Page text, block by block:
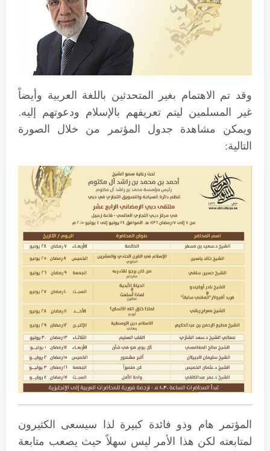
وقد تم الاهتمام بغير المتحدثين باللغة العربية وأيضاً
غير المسلمين ليتم تعريفهم بالإسلام ودعوتهم إليه.
ويمكن مشاهدة جدول المؤتمر من خلال الصورة
التالية:
المؤتمر هام وذو فائدة كبيرة لذا سيسعى الكثيرون
لمتابعته لكن هذا الأمر ليس سهلاً حيث يصعب متابعة